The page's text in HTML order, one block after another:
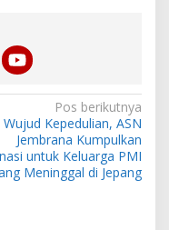
Pos berikutnya
Wujud Kepedulian, ASN
Jembrana Kumpulkan
untuk Keluarga PMI
Meninggal di Jepang